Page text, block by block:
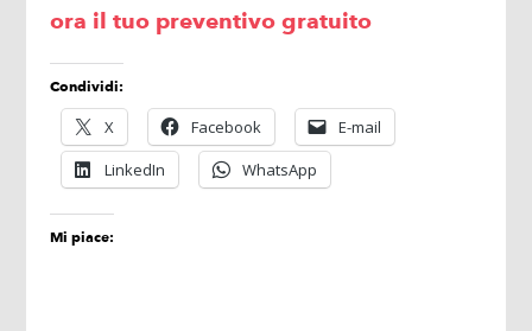
ora il tuo preventivo gratuito
Condividi:
X Facebook
E-mail
LinkedIn
WhatsApp
Mi piace: